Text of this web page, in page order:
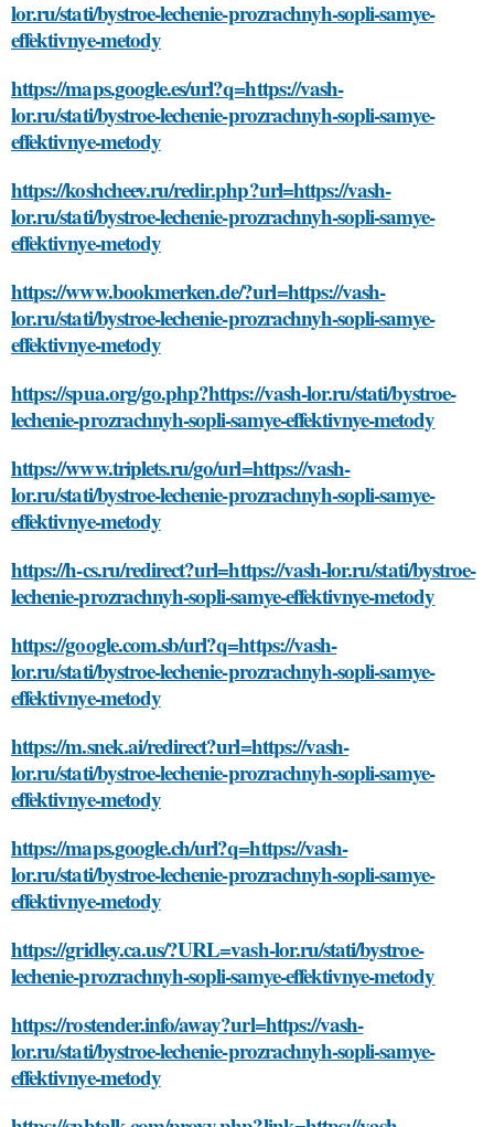
lor.ru/stati/bystroe-lechenie-prozrachnyh-sopli-samye-
effektivnye-metody
https://maps.google.es/url?q=https://vash-
lor.ru/stati/bystroe-lechenie-prozrachnyh-sopli-samye-
effektivnye-metody
https://koshcheev.ru/redir.php?url=https://vash-
lor.ru/stati/bystroe-lechenie-prozrachnyh-sopli-samye-
effektivnye-metody
https://www.bookmerken.de/?url=https://vash-
lor.ru/stati/bystroe-lechenie-prozrachnyh-sopli-samye-
effektivnye-metody
https://spua.org/go.php?https://vash-lor.ru/stati/bystroe-
lechenie-prozrachnyh-sopli-samye-effektivnye-metody
https://www.triplets.ru/go/url=https://vash-
lor.ru/stati/bystroe-lechenie-prozrachnyh-sopli-samye-
effektivnye-metody
https://h-cs.ru/redirect?url=https://vash-lor.ru/stati/bystroe-
lechenie-prozrachnyh-sopli-samye-effektivnye-metody
https://google.com.sb/url?q=https://vash-
lor.ru/stati/bystroe-lechenie-prozrachnyh-sopli-samye-
effektivnye-metody
https://m.snek.ai/redirect?url=https://vash-
lor.ru/stati/bystroe-lechenie-prozrachnyh-sopli-samye-
effektivnye-metody
https://maps.google.ch/url?q=https://vash-
lor.ru/stati/bystroe-lechenie-prozrachnyh-sopli-samye-
effektivnye-metody
https://gridley.ca.us/?URL=vash-lor.ru/stati/bystroe-
lechenie-prozrachnyh-sopli-samye-effektivnye-metody
https://rostender.info/away?url=https://vash-
lor.ru/stati/bystroe-lechenie-prozrachnyh-sopli-samye-
effektivnye-metody